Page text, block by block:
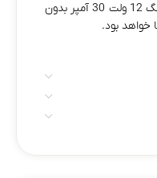
پرمصرف خود هستید، پاور سوئیچینگ 12 ولت 30 آمپر بدون
خواهد بود.